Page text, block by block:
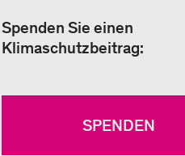
Spenden Sie einen
Klimaschutzbeitrag:
SPENDEN